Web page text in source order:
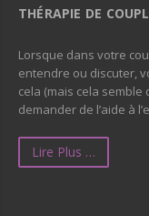
THÉRAPIE DE
Lorsque dans votre
entendre ou discuter,
cela (mais cela
demander de l’aide à
Lire Plus …